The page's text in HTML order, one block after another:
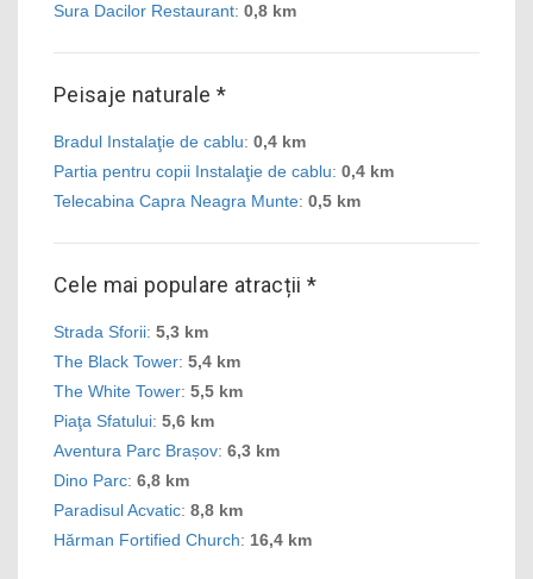
Sura Dacilor Restaurant: 0,8 km
Peisaje naturale *
Bradul Instalaţie de cablu: 0,4 km
Partia pentru copii Instalaţie de cablu: 0,4 km
Telecabina Capra Neagra Munte: 0,5 km
Cele mai populare atracții *
Strada Sforii: 5,3 km
The Black Tower: 5,4 km
The White Tower: 5,5 km
Piaţa Sfatului: 5,6 km
Aventura Parc Brașov: 6,3 km
Dino Parc: 6,8 km
Paradisul Acvatic: 8,8 km
Hărman Fortified Church: 16,4 km